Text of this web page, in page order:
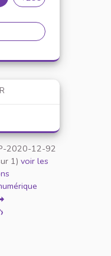
Accompagner les étudiants
2020-12-92
1) voir les